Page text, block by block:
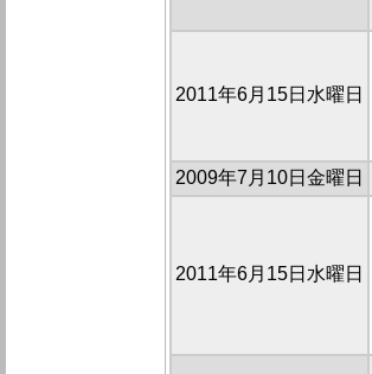
2011年6月15日水曜日
2009年7月10日金曜日
2011年6月15日水曜日